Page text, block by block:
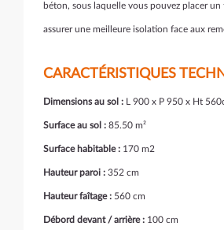
béton, sous laquelle vous pouvez placer
assurer une meilleure isolation face aux
CARACTÉRISTIQUES
Dimensions au sol : L 900 x P 950 x Ht
Surface au sol : 85.50 m²
Surface habitable : 170 m2
Hauteur paroi : 352 cm
Hauteur faîtage : 560 cm
Débord devant /arrière : 100 cm